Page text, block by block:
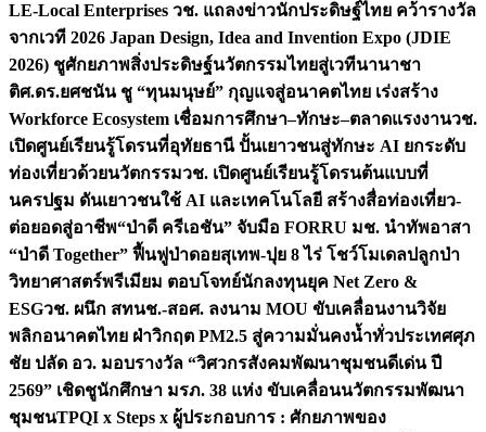
LE-Local Enterprises วช. แถลงข่าวนักประดิษฐ์ไทย คว้ารางวัล
จากเวที 2026 Japan Design, Idea and Invention Expo (JDIE
2026) ชูศักยภาพสิ่งประดิษฐ์นวัตกรรมไทยสู่เวทีนานาชา
ติศ.ดร.ยศชนัน ชู “ทุนมนุษย์” กุญแจสู่อนาคตไทย เร่งสร้าง
Workforce Ecosystem เชื่อมการศึกษา–ทักษะ–ตลาดแรงงานวช.
เปิดศูนย์เรียนรู้โดรนที่อุทัยธานี ปั้นเยาวชนสู่ทักษะ AI ยกระดับ
ท่องเที่ยวด้วยนวัตกรรมวช. เปิดศูนย์เรียนรู้โดรนต้นแบบที่
นครปฐม ดันเยาวชนใช้ AI และเทคโนโลยี สร้างสื่อท่องเที่ยว-
ต่อยอดสู่อาชีพ“ป่าดี ครีเอชัน” จับมือ FORRU มช. นำทัพอาสา
“ป่าดี Together” ฟื้นฟูป่าดอยสุเทพ-ปุย 8 ไร่ โชว์โมเดลปลูกป่า
วิทยาศาสตร์พรีเมียม ตอบโจทย์นักลงทุนยุค Net Zero &
ESGวช. ผนึก สทนช.-สอศ. ลงนาม MOU ขับเคลื่อนงานวิจัย
พลิกอนาคตไทย ฝ่าวิกฤต PM2.5 สู่ความมั่นคงน้ำทั่วประเทศศุภ
ชัย ปลัด อว. มอบรางวัล “วิศวกรสังคมพัฒนาชุมชนดีเด่น ปี
2569” เชิดชูนักศึกษา มรภ. 38 แห่ง ขับเคลื่อนนวัตกรรมพัฒนา
ชุมชนTPQI x Steps x ผู้ประกอบการ : ศักยภาพของ